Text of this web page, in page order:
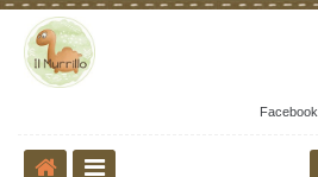
Facebook